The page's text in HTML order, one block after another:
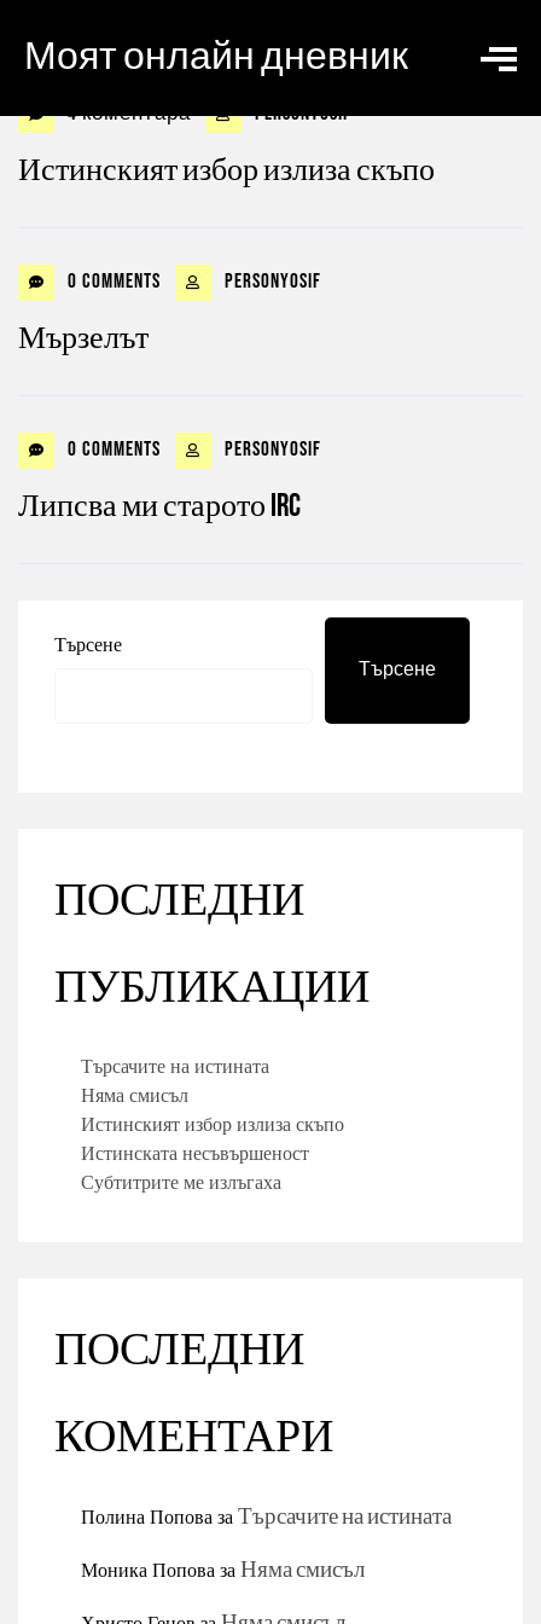
Моят онлайн дневник
4 коментара personyosif
Истинският избор излиза скъпо
0 Comments personyosif
Мързелът
0 Comments personyosif
Липсва ми старото IRC
Търсене
Търсене
ПОСЛЕДНИ
ПУБЛИКАЦИИ
Търсачите на истината
Няма смисъл
Истинският избор излиза скъпо
Истинската несъвършеност
Субтитрите ме излъгаха
ПОСЛЕДНИ
КОМЕНТАРИ
Полина ПоповазаТърсачите на истината
Моника ПоповазаНяма смисъл